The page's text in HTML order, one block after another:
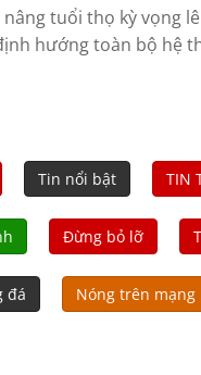
tuổi thọ kỳ vọng
hướng toàn bộ hệ
Tin nổi bật TIN
Đừng bỏ lỡ
đá Nóng trên mạng